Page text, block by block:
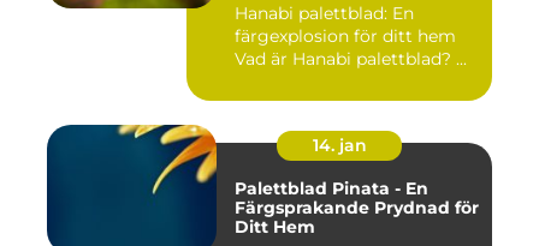
Hanabi palettblad: En
färgexplosion för ditt hem
Vad är Hanabi palettblad? ...
14. jan
Palettblad Pinata - En
Färgsprakande Prydnad för
Ditt Hem